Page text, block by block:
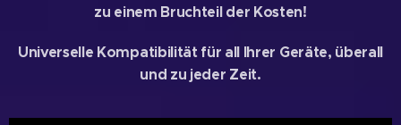
zu einem Bruchteil der Kosten!
Universelle Kompatibilität für all Ihrer Geräte, überall
und zu jeder Zeit.